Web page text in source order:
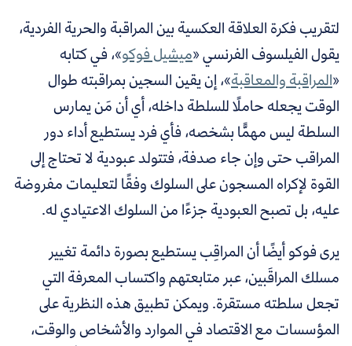
لتقريب فكرة العلاقة العكسية بين المراقبة والحرية الفردية،
يقول الفيلسوف الفرنسي «ميشيل فوكو»، في كتابه
«المراقبة والمعاقبة»، إن يقين السجين بمراقبته طوال
الوقت يجعله حاملًا للسلطة داخله، أي أن مَن يمارس
السلطة ليس مهمًّا بشخصه، فأي فرد يستطيع أداء دور
المراقب حتى وإن جاء صدفة، فتتولد عبودية لا تحتاج إلى
القوة لإكراه المسجون على السلوك وفقًا لتعليمات مفروضة
عليه، بل تصبح العبودية جزءًا من السلوك الاعتيادي له.
يرى فوكو أيضًا أن المراقِب يستطيع بصورة دائمة تغيير
مسلك المراقَبين، عبر متابعتهم واكتساب المعرفة التي
تجعل سلطته مستقرة. ويمكن تطبيق هذه النظرية على
المؤسسات مع الاقتصاد في الموارد والأشخاص والوقت،